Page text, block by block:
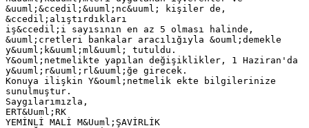
&uuml;&ccedil;&uuml;nc&uuml; kişiler de,
&ccedil;alıştırdıkları
iş&ccedil;i sayısının en az 5 olması halinde,
&uuml;cretleri bankalar aracılığıyla &ouml;demekle
y&uuml;k&uuml;ml&uuml; tutuldu.
Y&ouml;netmelikte yapılan değişiklikler, 1 Haziran'da
y&uuml;r&uuml;rl&uuml;ğe girecek.
Konuya ilişkin Y&ouml;netmelik ekte bilgilerinize
sunulmuştur.
Saygılarımızla,
ERT&Uuml;RK
YEMİNLİ MALİ M&Uuml;ŞAVİRLİK